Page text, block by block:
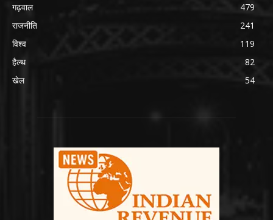
गढ़वाल
479
राजनीति
241
विश्व
119
हैल्थ
82
खेल
54